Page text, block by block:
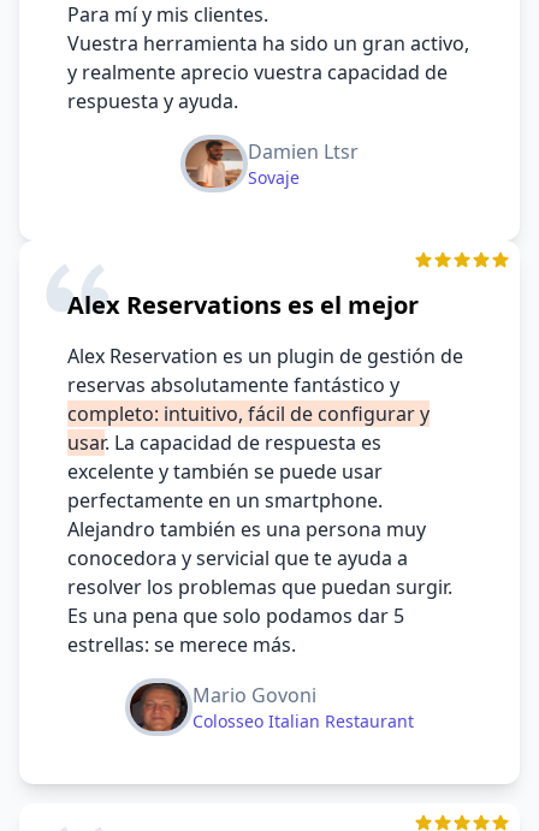
Para mí y mis clientes.
Vuestra herramienta ha sido un gran activo,
y realmente aprecio vuestra capacidad de
respuesta y ayuda.
Damien Ltsr
Sovaje
Alex Reservations es el mejor
Alex Reservation es un plugin de gestión de
reservas absolutamente fantástico y
completo: intuitivo, fácil de configurar y
usar. La capacidad de respuesta es
excelente y también se puede usar
perfectamente en un smartphone.
Alejandro también es una persona muy
conocedora y servicial que te ayuda a
resolver los problemas que puedan surgir.
Es una pena que solo podamos dar 5
estrellas: se merece más.
Mario Govoni
Colosseo Italian Restaurant